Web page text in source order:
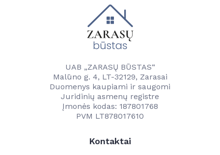
Naujienos
Tvarkaraščiai
Transporto ir komunalinio ūkio skyrius
Paslaugos
Naudinga informacija
Kontaktai
Nuotekų valyklų išleidžiamų teršalų monitoringo
Geriamojo vandens tiekimo ir nuotekų tvarkymo
paslaugų kokybės reikalavimų duomenys
UAB „ZARASŲ BŪSTAS“
Malūno g. 4, LT-32129, Zarasai
Duomenys kaupiami ir saugomi
Juridinių asmenų registre
Įmonės kodas: 187801768
PVM LT878017610
Kontaktai